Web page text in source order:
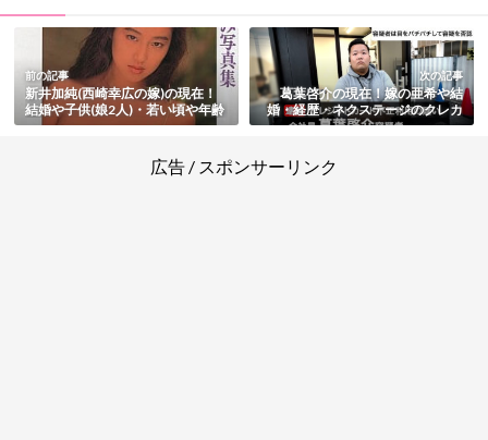
前の記事
新井加純(西崎幸広の嫁)の現在！
結婚や子供(娘2人)・若い頃や年齢
などプロフィールまとめ
次の記事
葛葉啓介の現在！嫁の亜希や結
婚・経歴・ネクステージのクレカ
不正使用事件と逮捕・その後まと
広告 / スポンサーリンク